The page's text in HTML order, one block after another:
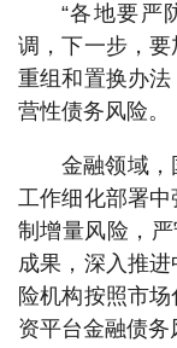
“各地要严
调，下一步，
重组和置换办
营性债务风险。
金融领域，
工作细化部署
制增量风险，
成果，深入推
险机构按照市
资平台金融债务